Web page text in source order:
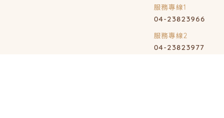
04-23823966
04-23823977